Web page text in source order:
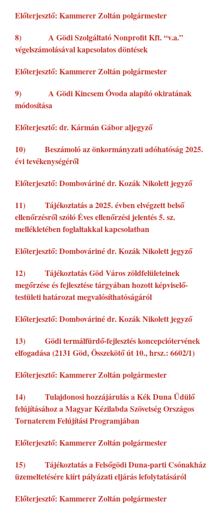
Előterjesztő: Kammerer Zoltán polgármester
8) A Gödi Szolgáltató Nonprofit Kft. “v.a.”
végelszámolásával kapcsolatos döntések
Előterjesztő: Kammerer Zoltán polgármester
9) A Gödi Kincsem Óvoda alapító okiratának
módosítása
Előterjesztő: dr. Kármán Gábor aljegyző
10) Beszámoló az önkormányzati adóhatóság 2025.
évi tevékenységéről
Előterjesztő: Dombováriné dr. Kozák Nikolett jegyző
11) Tájékoztatás a 2025. évben elvégzett belső
ellenőrzésről szóló Éves ellenőrzési jelentés 5. sz.
mellékletében foglaltakkal kapcsolatban
Előterjesztő: Dombováriné dr. Kozák Nikolett jegyző
12) Tájékoztatás Göd Város zöldfelületeinek
megőrzése és fejlesztése tárgyában hozott képviselő-
testületi határozat megvalósíthatóságáról
Előterjesztő: Dombováriné dr. Kozák Nikolett jegyző
13) Gödi termálfürdő-fejlesztés koncepciótervének
elfogadása (2131 Göd, Összekötő út 10., hrsz.: 6602/1)
Előterjesztő: Kammerer Zoltán polgármester
14) Tulajdonosi hozzájárulás a Kék Duna Üdülő
felújításához a Magyar Kézilabda Szövetség Országos
Tornaterem Felújítási Programjában
Előterjesztő: Kammerer Zoltán polgármester
15) Tájékoztatás a Felsőgödi Duna-parti Csónakház
üzemeltetésére kiírt pályázati eljárás lefolytatásáról
Előterjesztő: Kammerer Zoltán polgármester